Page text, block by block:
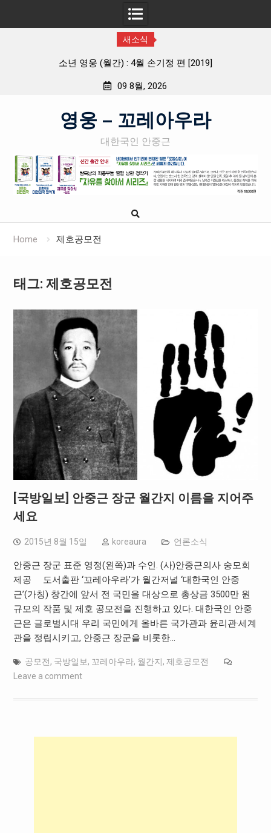
새소식
소년 영웅 (월간) : 4월 손기정 편 [2019]
09 8월, 2026
영웅 – 꼬레아우라
대한국인 안중근
Home 제호공모전
태그: 제호공모전
[국방일보] 안중근 장군 월간지 이름을 지어주
세요
2015년 8월 15일 koreaura 언론소식
안중근 장군 표준 영정(왼쪽)과 수인. (사)안중근의사 숭모회
제공 도서출판 ‘꼬레아우라’가 월간저널 ‘대한국인 안중
근’(가칭) 창간에 앞서 전 국민을 대상으로 총상금 3500만 원
규모의 작품 및 제호 공모전을 진행하고 있다. 대한국인 안중
근은 글로벌시대 우리 국민에게 올바른 국가관과 윤리관·세계
관을 정립시키고, 안중근 장군을 비롯한…
공모전, 국방일보, 꼬레아우라, 월간지, 제호공모전
Leave a comment